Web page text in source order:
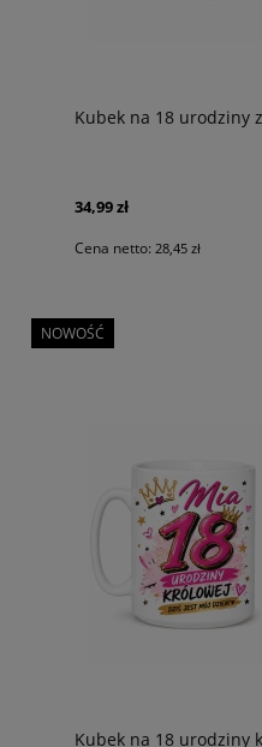
Kubek na 18 urodziny
34,99 zł
Cena netto: 28,45 zł
Kubek na 18 urodziny
NOWOŚĆ